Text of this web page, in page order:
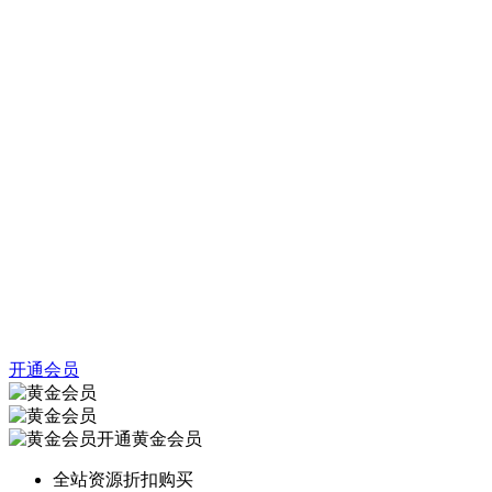
开通会员
开通黄金会员
全站资源折扣购买